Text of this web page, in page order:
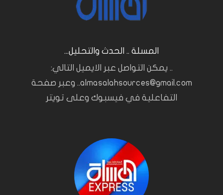
المسلة .. الحدث والتحليل...
.. يمكن التواصل عبر الايميل التالي:
almasalahsources@gmail.com.. وعبر صفحة
التفاعلية في فيسبوك وعلى تويتر